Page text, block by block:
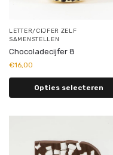
LETTER/CIJFER ZELF
SAMENSTELLEN
Chocoladecijfer 8
€16,00
Opties selecteren